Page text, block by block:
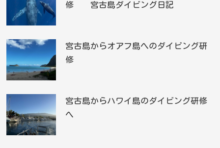
修 宮古島ダイビング日記
宮古島からオアフ島へのダイビング研
修
宮古島からハワイ島のダイビング研修
へ